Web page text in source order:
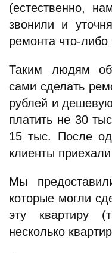
(естественно,
звонили и
ремонта что-либо
Таким людям
сами сделать
рублей и
платить не 30
15 тыс. После
клиенты
Мы
которые могли
эту квартиру
несколько